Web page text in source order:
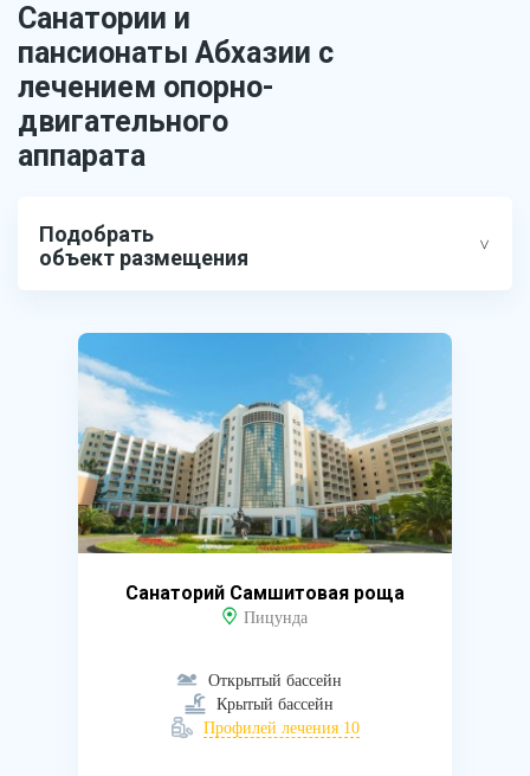
Санатории и
пансионаты Абхазии с
лечением опорно-
двигательного
аппарата
Подобрать
объект размещения
Санаторий Самшитовая роща
Пицунда
Открытый бассейн
Крытый бассейн
Профилей лечения 10